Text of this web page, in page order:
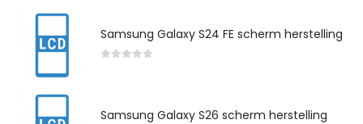
Samsung Galaxy S24 FE scherm herstelling
Samsung Galaxy S26 scherm herstelling